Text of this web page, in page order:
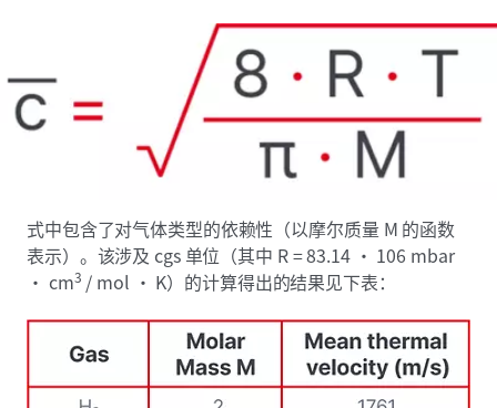
式中包含了对气体类型的依赖性（以摩尔质量 M 的函数
表示）。该涉及 cgs 单位（其中 R = 83.14 · 106 mbar
· cm3 / mol · K）的计算得出的结果见下表：